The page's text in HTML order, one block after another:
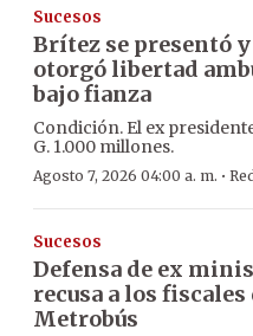
Sucesos
Brítez se presentó
otorgó libertad
bajo fianza
Condición. El ex
G. 1.000 millones.
Agosto 7, 2026 04:00 a. m. ·
Sucesos
Defensa de ex
recusa a los fiscales
Metrobús